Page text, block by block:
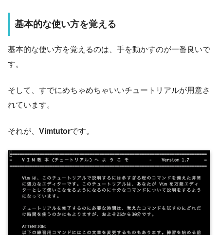
基本的な使い方を覚える
基本的な使い方を覚えるのは、手を動かすのが一番良いで
す。
そして、すでにめちゃめちゃいいチュートリアルが用意さ
れています。
それが、 Vimtutorです。